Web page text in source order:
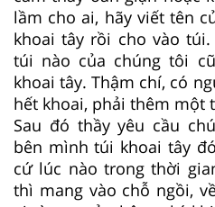
lầm cho ai, hãy viết tên
khoai tây rồi cho vào
túi nào của chúng tôi
khoai tây. Thậm chí, có
hết khoai, phải thêm một
Sau đó thầy yêu cầu
bên mình túi khoai tây
cứ lúc nào trong thời
thì mang vào chỗ ngồi,